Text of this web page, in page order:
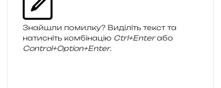
Знайшли помил­ку? Виділіть текст та
нати­сніть ком­бі­на­цію Ctrl+Enterабо
Control+Option+Enter.